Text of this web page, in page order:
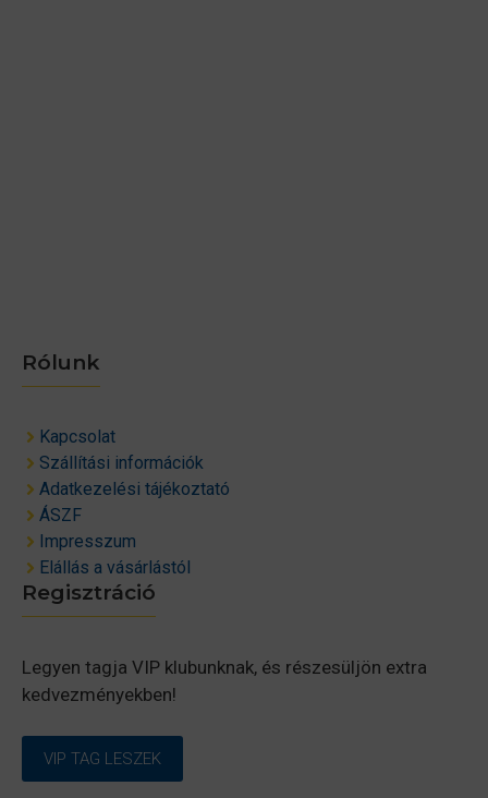
Rólunk
Kapcsolat
Szállítási információk
Adatkezelési tájékoztató
ÁSZF
Impresszum
Elállás a vásárlástól
Regisztráció
Legyen tagja VIP klubunknak, és részesüljön extra
kedvezményekben!
VIP TAG LESZEK